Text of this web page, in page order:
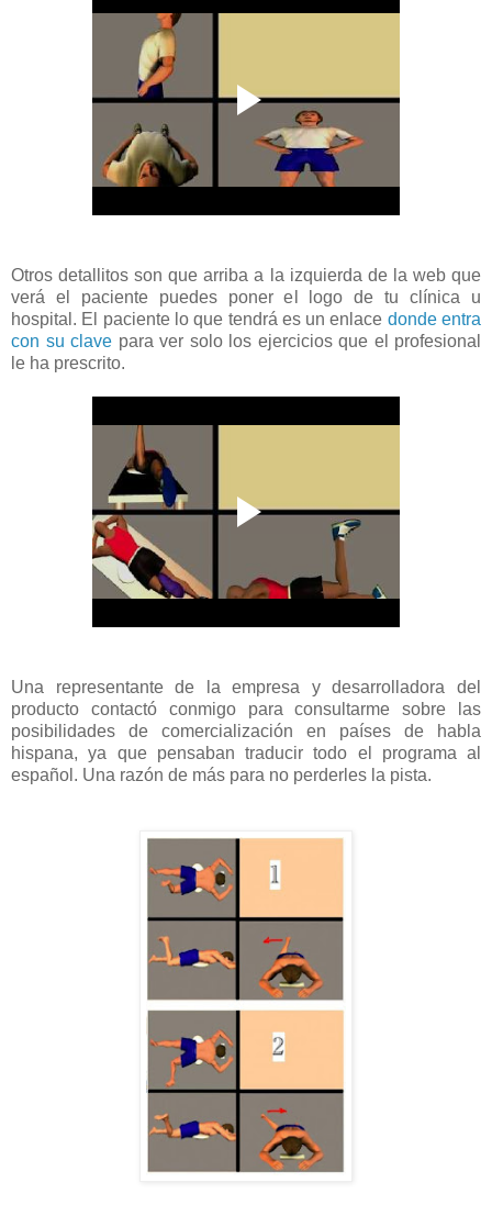
Otros detallitos son que arriba a la izquierda de la web que
verá el paciente puedes poner el logo de tu clínica u
hospital. El paciente lo que tendrá es un enlace donde entra
con su clave para ver solo los ejercicios que el profesional
le ha prescrito.
Una representante de la empresa y desarrolladora del
producto contactó conmigo para consultarme sobre las
posibilidades de comercialización en países de habla
hispana, ya que pensaban traducir todo el programa al
español. Una razón de más para no perderles la pista.